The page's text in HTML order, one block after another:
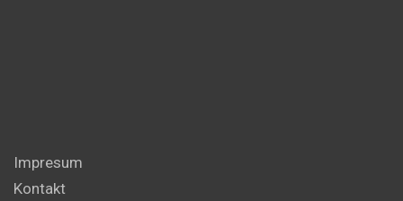
Impresum
Kontakt